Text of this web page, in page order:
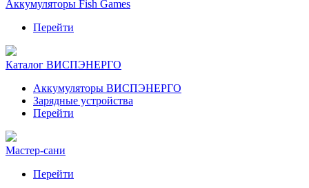
Аккумуляторы Fish Games
Перейти
Каталог ВИСПЭНЕРГО
Аккумуляторы ВИСПЭНЕРГО
Зарядные устройства
Перейти
Мастер-сани
Перейти